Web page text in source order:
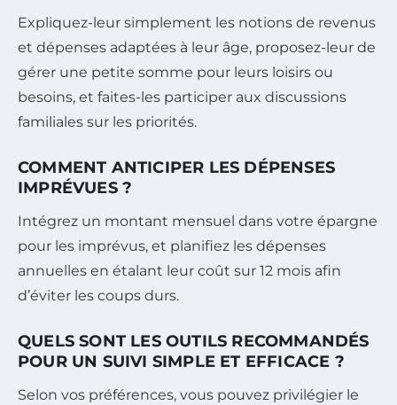
Expliquez-leur simplement les notions de revenus
et dépenses adaptées à leur âge, proposez-leur de
gérer une petite somme pour leurs loisirs ou
besoins, et faites-les participer aux discussions
familiales sur les priorités.
COMMENT ANTICIPER LES DÉPENSES
IMPRÉVUES ?
Intégrez un montant mensuel dans votre épargne
pour les imprévus, et planifiez les dépenses
annuelles en étalant leur coût sur 12 mois afin
d’éviter les coups durs.
QUELS SONT LES OUTILS RECOMMANDÉS
POUR UN SUIVI SIMPLE ET EFFICACE ?
Selon vos préférences, vous pouvez privilégier le